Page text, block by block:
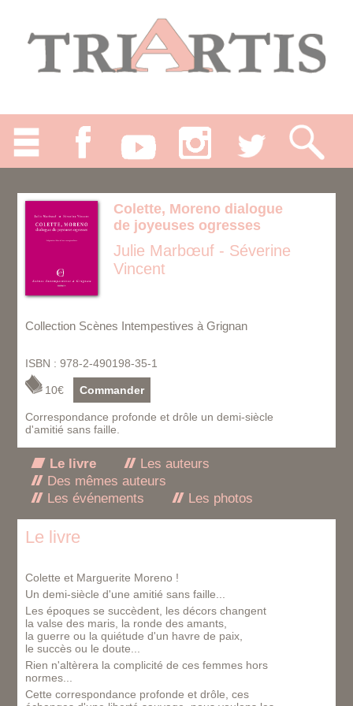
Colette, Moreno dialogue
de joyeuses ogresses
Julie Marbœuf - Séverine
Vincent
Collection Scènes Intempestives à Grignan
ISBN : 978-2-490198-35-1
10€ Commander
Correspondance profonde et drôle un demi-siècle
d'amitié sans faille.
Le livre
Les auteurs
Des mêmes auteurs
Les événements
Les photos
Le livre
Colette et Marguerite Moreno !
Un demi-siècle d'une amitié sans faille...
Les époques se succèdent, les décors changent
la valse des maris, la ronde des amants,
la guerre ou la quiétude d'un havre de paix,
le succès ou le doute...
Rien n'altèrera la complicité de ces femmes hors
normes...
Cette correspondance profonde et drôle, ces